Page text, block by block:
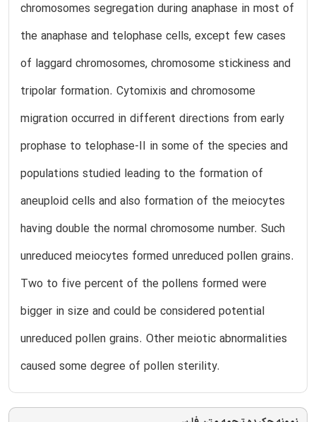
chromosomes segregation during anaphase in most of
the anaphase and telophase cells, except few cases
of laggard chromosomes, chromosome stickiness and
tripolar formation. Cytomixis and chromosome
migration occurred in different directions from early
prophase to telophase-II in some of the species and
populations studied leading to the formation of
aneuploid cells and also formation of the meiocytes
having double the normal chromosome number. Such
unreduced meiocytes formed unreduced pollen grains.
Two to five percent of the pollens formed were
bigger in size and could be considered potential
unreduced pollen grains. Other meiotic abnormalities
caused some degree of pollen sterility.